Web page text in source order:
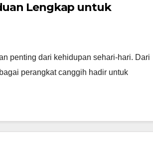
Lengkap untuk
penting dari kehidupan sehari-hari. Dari
perangkat canggih hadir untuk